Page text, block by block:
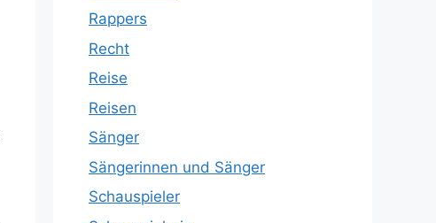
Rappers
Recht
Reise
Reisen
Sänger
Sängerinnen und Sänger
Schauspieler